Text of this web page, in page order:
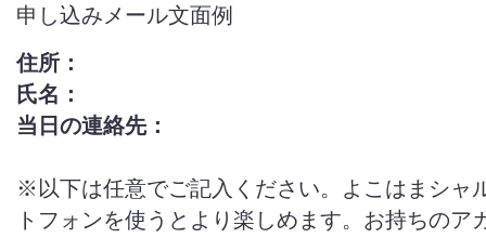
申し込みメール文面例
住所：
氏名：
当日の連絡先：
※以下は任意でご記入ください。よこはまシャ
トフォンを使うとより楽しめます。お持ちのア